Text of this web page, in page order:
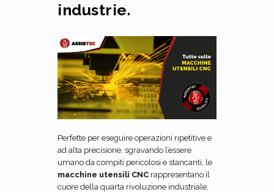
industrie.
Perfette per eseguire operazioni ripetitive e
ad alta precisione, sgravando l’essere
umano da compiti pericolosi e stancanti, le
macchine utensili CNC rappresentano il
cuore della quarta rivoluzione industriale,